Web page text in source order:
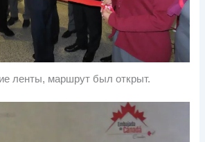
ленты, маршрут был открыт.